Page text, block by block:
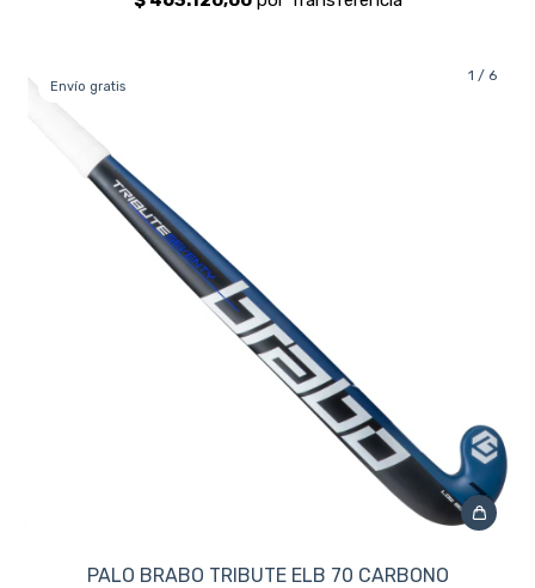
1 / 6
Envío gratis
PALO BRABO TRIBUTE ELB 70 CARBONO